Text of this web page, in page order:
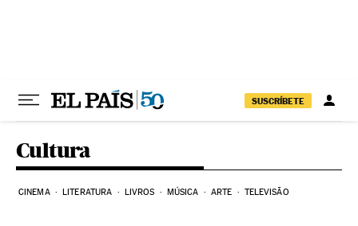
SUSCRÍBETE
Cultura
CINEMA LITERATURA LIVROS MÚSICA ARTE TELEVISÃO